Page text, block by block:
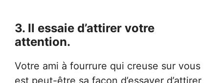
3. Il essaie d’attirer votre
attention.
Votre ami à fourrure qui creuse sur vous
est peut-être sa façon d’essayer d’attirer